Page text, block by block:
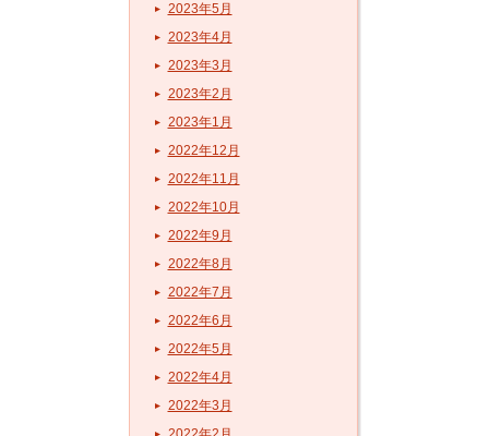
2023年5月
2023年4月
2023年3月
2023年2月
2023年1月
2022年12月
2022年11月
2022年10月
2022年9月
2022年8月
2022年7月
2022年6月
2022年5月
2022年4月
2022年3月